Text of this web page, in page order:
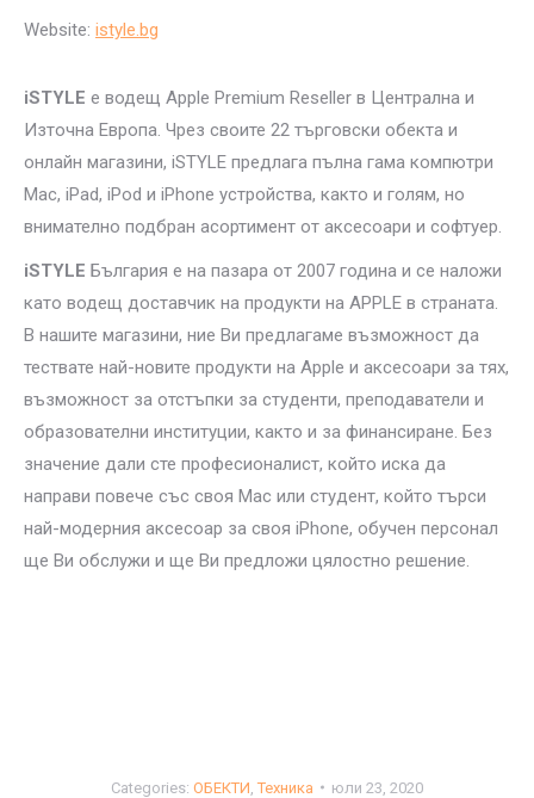
Websitе: istyle.bg
iSTYLE е водещ Apple Premium Reseller в Централна и
Източна Европа. Чрез своите 22 търговски обекта и
онлайн магазини, iSTYLE предлага пълна гама компютри
Mac, iPad, iPod и iPhone устройства, както и голям, но
внимателно подбран асортимент от аксесоари и софтуер.
iSTYLE България е на пазара от 2007 година и се наложи
като водещ доставчик на продукти на APPLE в страната.
В нашите магазини, ние Ви предлагаме възможност да
тествате най-новите продукти на Apple и аксесоари за тях,
възможност за отстъпки за студенти, преподаватели и
образователни институции, както и за финансиране. Без
значение дали сте професионалист, който иска да
направи повече със своя Mac или студент, който търси
най-модерния аксесоар за своя iPhone, обучен персонал
ще Ви обслужи и ще Ви предложи цялостно решение.
Categories: ОБЕКТИ Техника юли 23, 2020